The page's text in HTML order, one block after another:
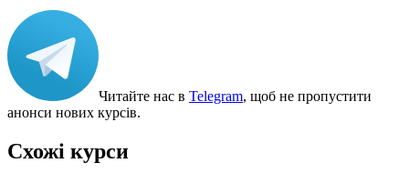
Читайте нас в Telegram, щоб не пропустити
анонси нових курсів.
Схожі курси